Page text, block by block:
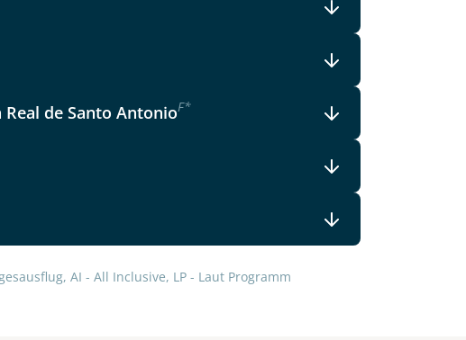
de Santo AntonioF*
AI - All Inclusive, LP - Laut Programm